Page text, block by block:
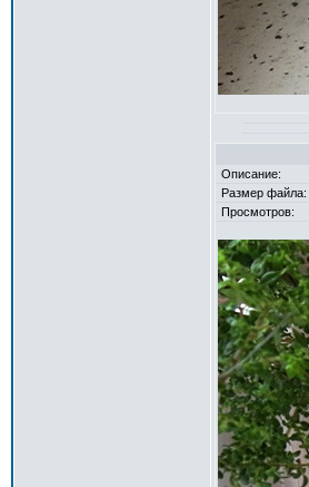
Описание:
Размер файла:
Просмотров: